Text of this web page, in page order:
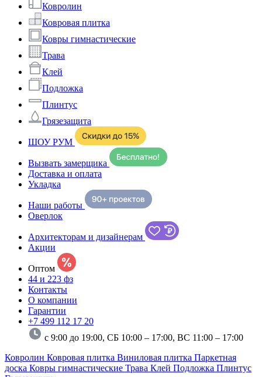
Ковролин
Ковровая плитка
Ковры гимнастические
Трава
Клей
Подложка
Плинтус
Грязезащита
ШОУ РУМ
Вызвать замерщика
Доставка и оплата
Укладка
Наши работы
Оверлок
Архитекторам и дизайнерам
Акции
Оптом
44 и 223 фз
Контакты
О компании
Гарантии
+7 499 112 17 20
с 9:00 до 19:00, СБ 10:00 – 17:00, ВС 11:00 – 17:00
Ковролин Ковровая плитка Виниловая плитка Паркетная
доска Ковры гимнастические Трава Клей Подложка Плинтус